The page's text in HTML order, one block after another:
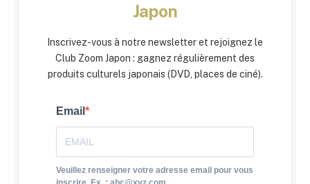
Japon
Inscrivez-vous à notre newsletter et rejoignez le
Club Zoom Japon : gagnez régulièrement des
produits culturels japonais (DVD, places de ciné).
Email
Veuillez renseigner votre adresse email pour vous